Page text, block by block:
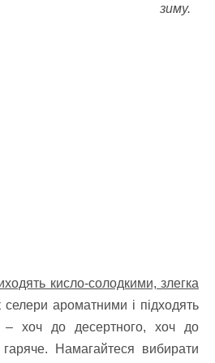
зиму.
кисло-солодкими, злегка
селери ароматними і підходять
– хоч до десертного, хоч до
гаряче. Намагайтеся вибирати